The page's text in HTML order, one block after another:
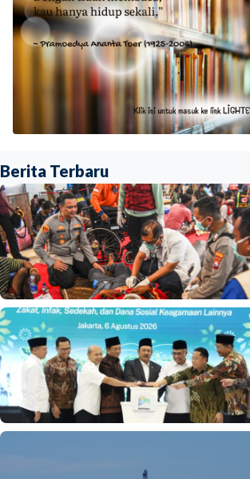
Berita Terbaru
Nasional
Basarnas akhiri operasi SAR KM Mutiara
Sentosa 2
Indonesia•06 Aug 2026
Satu data ZIS dan dana sosial keagamaan